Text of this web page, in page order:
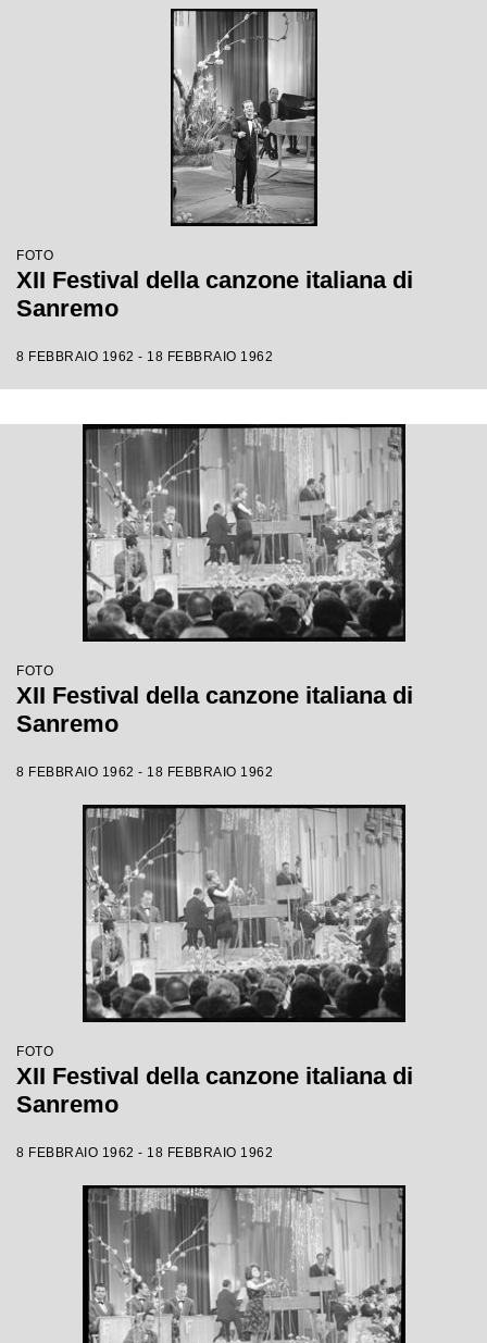
FOTO
XII Festival della canzone italiana di
Sanremo
8 FEBBRAIO 1962 - 18 FEBBRAIO 1962
FOTO
XII Festival della canzone italiana di
Sanremo
8 FEBBRAIO 1962 - 18 FEBBRAIO 1962
FOTO
XII Festival della canzone italiana di
Sanremo
8 FEBBRAIO 1962 - 18 FEBBRAIO 1962